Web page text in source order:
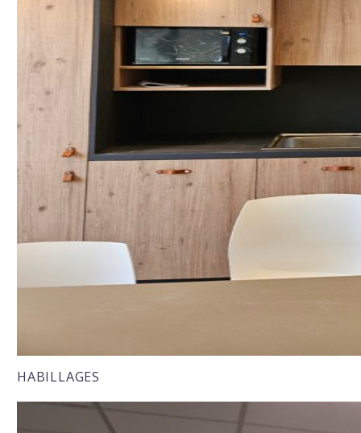
HABILLAGES